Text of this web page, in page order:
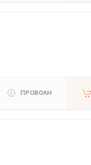
ΠΡΟΒΟΛΗ